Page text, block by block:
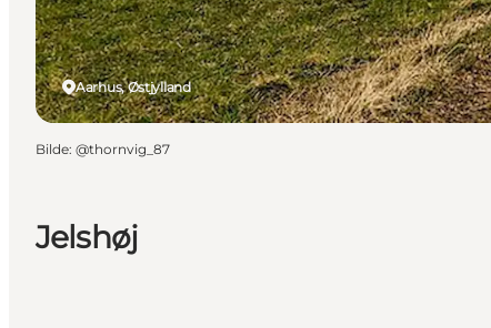
Jelshøj
Aarhus, Østjylland
Bilde: @thornvig_87